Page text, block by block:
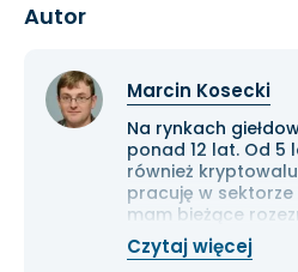
Autor
Marcin Kosecki
Na rynkach
ponad 12 lat. Od 5
również
pracuję w
mam bieżące
gospodarki i
wszystkim solidną
Czytaj więcej